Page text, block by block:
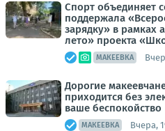
Спорт объединяет
поддержала
зарядку» в рамках
лето» проекта
МАКЕЕВКА
Дорогие
приходится без
ваше беспокойство
МАКЕЕВКА Вчера,